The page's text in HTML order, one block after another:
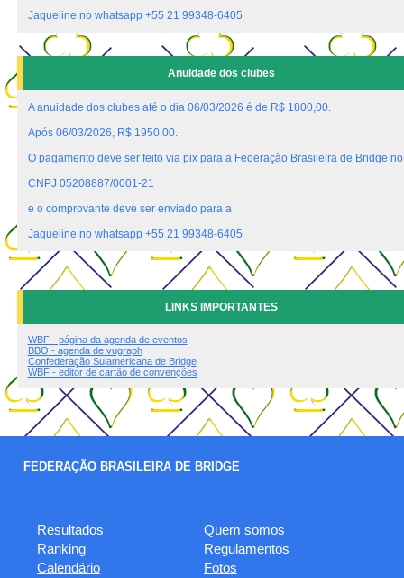
Jaqueline no whatsapp +55 21 99348-6405
Anuidade dos clubes
A anuidade dos clubes até o dia 06/03/2026 é de R$ 1800,00.
Após 06/03/2026, R$ 1950,00.
O pagamento deve ser feito via pix para a Federação Brasileira de Bridge no
CNPJ 05208887/0001-21
e o comprovante deve ser enviado para a
Jaqueline no whatsapp +55 21 99348-6405
LINKS IMPORTANTES
WBF - página da agenda de eventos
BBO - agenda de vugraph
Confederação Sulamericana de Bridge
WBF - editor de cartão de convenções
FEDERAÇÃO BRASILEIRA DE BRIDGE
Resultados
Ranking
Calendário
Quem somos
Regulamentos
Fotos